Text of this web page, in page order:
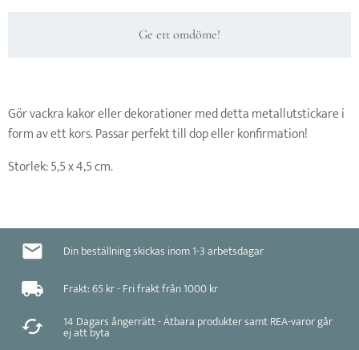
Ge ett omdöme!
Gör vackra kakor eller dekorationer med detta metallutstickare i
form av ett kors. Passar perfekt till dop eller konfirmation!
Storlek: 5,5 x 4,5 cm.
Din beställning skickas inom 1-3 arbetsdagar
Frakt: 65 kr - Fri frakt från 1000 kr
14 Dagars ångerrätt - Ätbara produkter samt REA-varor går
ej att byta